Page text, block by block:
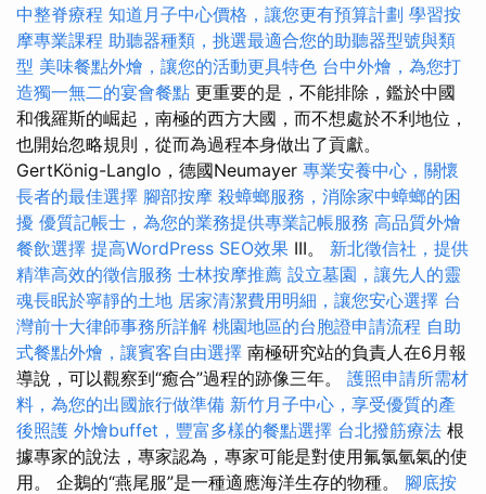
中整脊療程 知道月子中心價格，讓您更有預算計劃 學習按
摩專業課程 助聽器種類，挑選最適合您的助聽器型號與類
型 美味餐點外燴，讓您的活動更具特色 台中外燴，為您打
造獨一無二的宴會餐點 更重要的是，不能排除，鑑於中國
和俄羅斯的崛起，南極的西方大國，而不想處於不利地位，
也開始忽略規則，從而為過程本身做出了貢獻。
GertKönig-Langlo，德國Neumayer 專業安養中心，關懷
長者的最佳選擇 腳部按摩 殺蟑螂服務，消除家中蟑螂的困
擾 優質記帳士，為您的業務提供專業記帳服務 高品質外燴
餐飲選擇 提高WordPress SEO效果 III。 新北徵信社，提供
精準高效的徵信服務 士林按摩推薦 設立墓園，讓先人的靈
魂長眠於寧靜的土地 居家清潔費用明細，讓您安心選擇 台
灣前十大律師事務所詳解 桃園地區的台胞證申請流程 自助
式餐點外燴，讓賓客自由選擇 南極研究站的負責人在6月報
導說，可以觀察到“癒合”過程的跡像三年。 護照申請所需材
料，為您的出國旅行做準備 新竹月子中心，享受優質的產
後照護 外燴buffet，豐富多樣的餐點選擇 台北撥筋療法 根
據專家的說法，專家認為，專家可能是對使用氟氯氫氣的使
用。 企鵝的“燕尾服”是一種適應海洋生存的物種。 腳底按